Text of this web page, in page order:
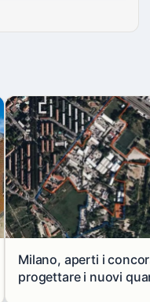
Milano, aperti i
progettare i nuovi